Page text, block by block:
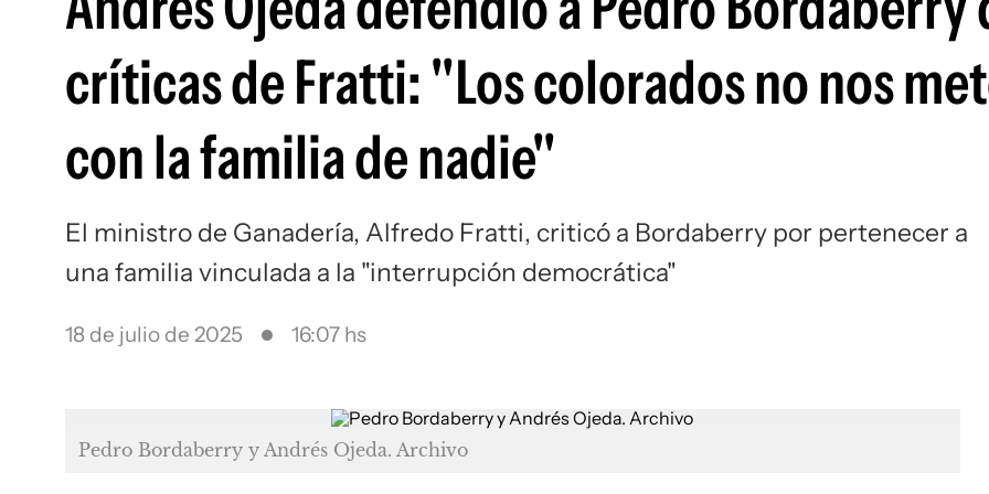
críticas de Fratti: "Los colorados no nos
con la familia de nadie"
El ministro de Ganadería, Alfredo Fratti, criticó a Bordaberry por pertenecer a
una familia vinculada a la "interrupción democrática"
18 de julio de 2025 16:07 hs
Pedro Bordaberry y Andrés Ojeda. Archivo